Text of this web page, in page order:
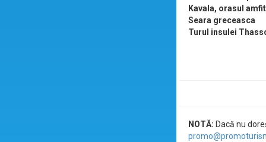
Kavala, orasul
Seara greceasca
Turul insulei
NOTĂ: Dacă nu